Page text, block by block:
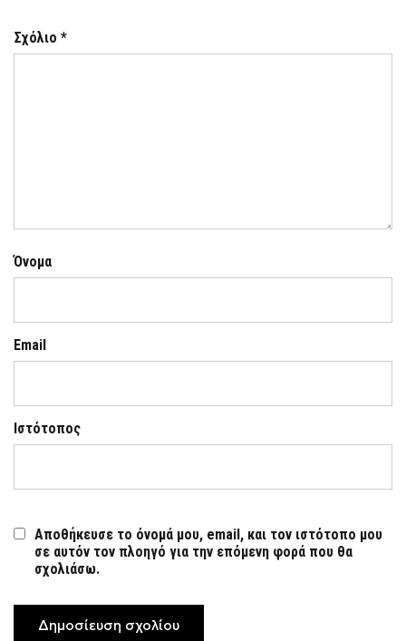
Σχόλιο *
Όνομα
Email
Ιστότοπος
Αποθήκευσε το όνομά μου, email, και τον ιστότοπο μου
σε αυτόν τον πλοηγό για την επόμενη φορά που θα
σχολιάσω.